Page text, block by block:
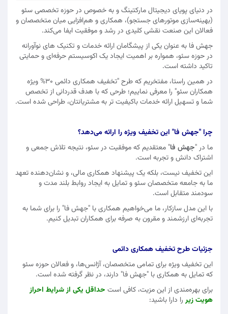
در دنیای پویای دیجیتال مارکتینگ و به خصوص در حوزه تخصصی سئو
(بهینه‌سازی موتورهای جستجو)، همکاری و هم‌افزایی میان متخصصان و
فعالان این صنعت نقشی کلیدی در رشد و موفقیت ایفا می‌کند.
جهش فا به عنوان یکی از پیشگامان ارائه خدمات و تکنیک های نوآورانه
در حوزه سئو، همواره بر اهمیت ایجاد یک اکوسیستم حرفه‌ای و حمایتی
تاکید داشته است.
در همین راستا، مفتخریم که طرح "تخفیف همکاری دائمی 30% ویژه
همکاران سئو" را معرفی نماییم؛ طرحی که با هدف قدردانی از تخصص
شما و تسهیل ارائه خدمات باکیفیت‌ تر به مشتریانتان، طراحی شده است.
چرا "جهش فا" این تخفیف ویژه را ارائه می‌دهد؟
ما در "جهش فا" معتقدیم که موفقیت در سئو، نتیجه تلاش جمعی و
اشتراک دانش و تجربه است.
این تخفیف نیست، بلکه یک پیشنهاد همکاری مالی، و نشان‌دهنده تعهد
ما به جامعه متخصصان سئو و تمایل به ایجاد روابط بلند مدت و
سودمند متقابل است.
با این مدل سازکار، ما می‌خواهیم همکاری با "جهش فا" را برای شما به
تجربه‌ای ارزشمند و مقرون‌ به‌ صرفه برای همکاران تبدیل کنیم.
جزئیات طرح تخفیف همکاری دائمی
این تخفیف ویژه برای تمامی متخصصان، آژانس‌ها، و فعالان حوزه سئو
که تمایل به همکاری با "جهش فا" دارند، در نظر گرفته شده است.
برای بهره‌مندی از این مزیت، کافی است حداقل یکی از شرایط احراز
هویت زیررا دارا باشید: